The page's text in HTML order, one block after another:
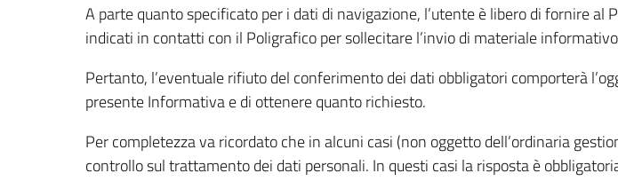
A parte quanto specificato per i dati di navigazione, l’utente è libero di fornire
indicati in contatti con il Poligrafico per sollecitare l’invio di materiale
Pertanto, l’eventuale rifiuto del conferimento dei dati obbligatori comporterà
presente Informativa e di ottenere quanto richiesto.
Per completezza va ricordato che in alcuni casi (non oggetto dell’ordinaria
controllo sul trattamento dei dati personali. In questi casi la risposta è